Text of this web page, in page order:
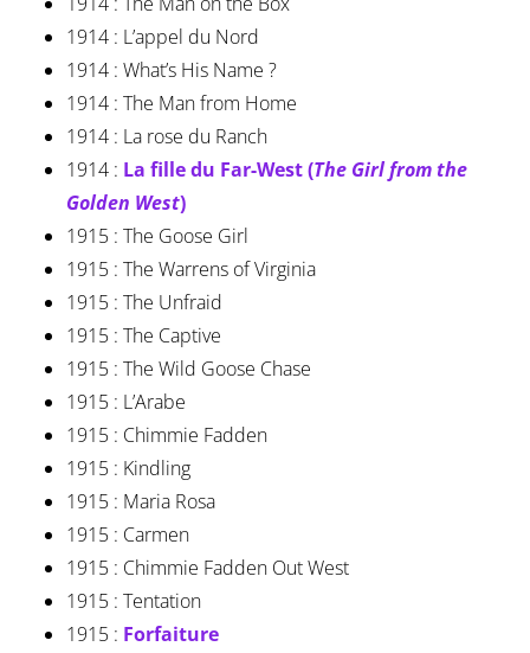
1914 : L’appel du Nord
1914 : What’s His Name ?
1914 : The Man from Home
1914 : La rose du Ranch
1914 : La fille du Far-West (The Girl from the
Golden West)
1915 : The Goose Girl
1915 : The Warrens of Virginia
1915 : The Unfraid
1915 : The Captive
1915 : The Wild Goose Chase
1915 : L’Arabe
1915 : Chimmie Fadden
1915 : Kindling
1915 : Maria Rosa
1915 : Carmen
1915 : Chimmie Fadden Out West
1915 : Tentation
1915 : Forfaiture